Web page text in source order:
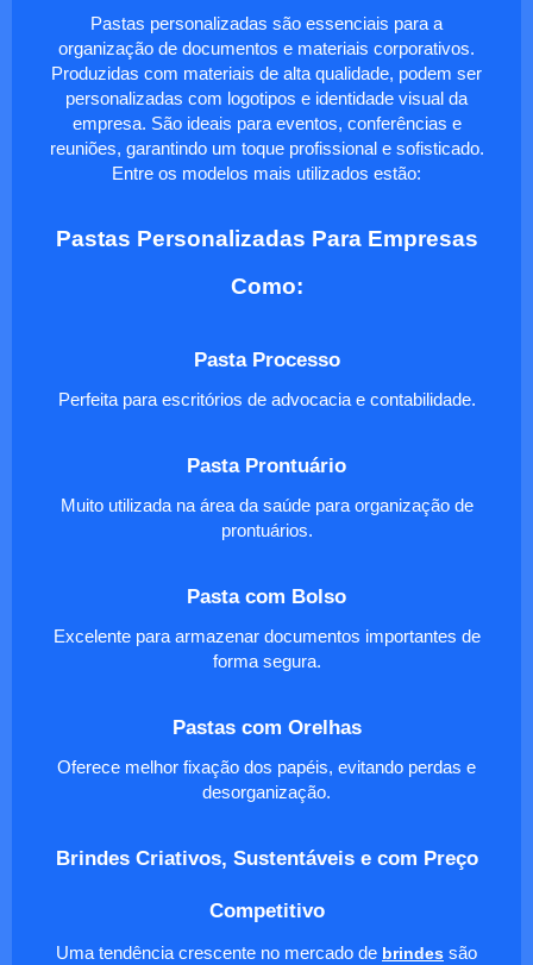
Pastas personalizadas são essenciais para a
organização de documentos e materiais corporativos.
Produzidas com materiais de alta qualidade, podem ser
personalizadas com logotipos e identidade visual da
empresa. São ideais para eventos, conferências e
reuniões, garantindo um toque profissional e sofisticado.
Entre os modelos mais utilizados estão:
Pastas Personalizadas Para Empresas
Como:
Pasta Processo
Perfeita para escritórios de advocacia e contabilidade.
Pasta Prontuário
Muito utilizada na área da saúde para organização de
prontuários.
Pasta com Bolso
Excelente para armazenar documentos importantes de
forma segura.
Pastas com Orelhas
Oferece melhor fixação dos papéis, evitando perdas e
desorganização.
Brindes Criativos, Sustentáveis e com Preço
Competitivo
Uma tendência crescente no mercado de brindes são